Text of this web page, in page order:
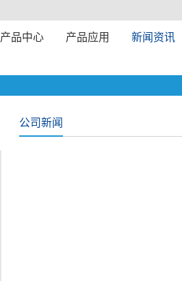
产品中心 产品应用 新闻资讯
公司新闻